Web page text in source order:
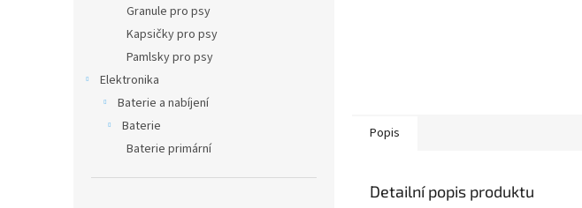
Granule pro psy
Kapsičky pro psy
Pamlsky pro psy
Elektronika
Baterie a nabíjení
Baterie
Baterie primární
Popis
Detailní popis produktu